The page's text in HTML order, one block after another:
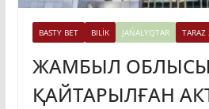
BASTY BET BILİK JAŃALYQTAR
ЖАМБЫЛ
ҚАЙТАРЫЛҒАН